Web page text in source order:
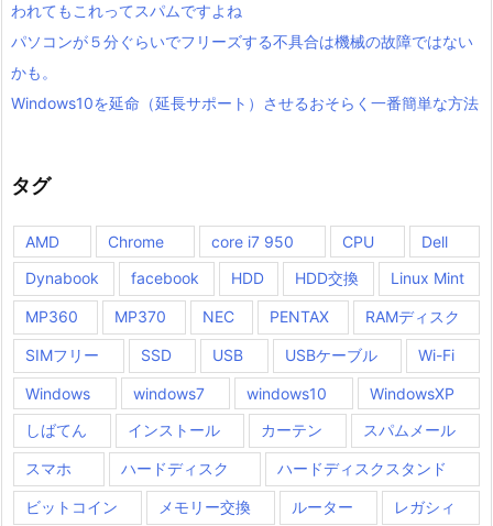
われてもこれってスパムですよね
パソコンが５分ぐらいでフリーズする不具合は機械の故障ではない
かも。
Windows10を延命（延長サポート）させるおそらく一番簡単な方法
タグ
AMD Chrome core i7 950 CPU
Dell
Dynabook
facebook HDD HDD交換 Linux Mint
MP360 MP370 NEC PENTAX RAMディスク
SIMフリー SSD USB USBケーブル Wi-Fi
Windows windows7 windows10
WindowsXP
しばてん
インストール カーテン スパムメール
スマホ ハードディスク ハードディスクスタンド
ビットコイン メモリー交換 ルーター レガシィ